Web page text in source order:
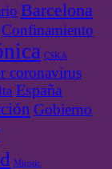
Barcelona
Confinamiento
CSKA
coronavirus
España
Gobierno
Mirotic